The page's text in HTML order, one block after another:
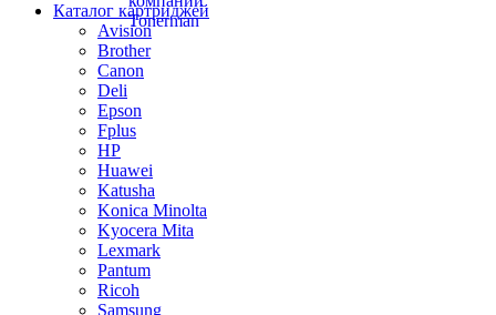
Каталог картриджей
Avision
Brother
Canon
Deli
Epson
Fplus
HP
Huawei
Katusha
Konica Minolta
Kyocera Mita
Lexmark
Pantum
Ricoh
Samsung